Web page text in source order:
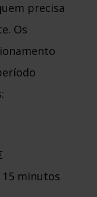
precisa
Os
minutos